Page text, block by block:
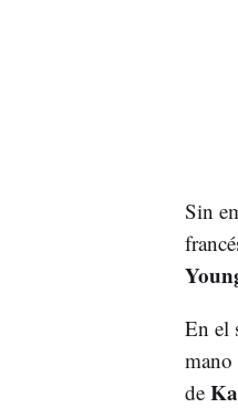
Sin
En el
mano
de